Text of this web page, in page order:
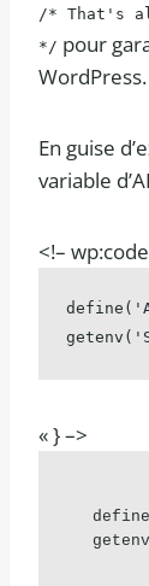
/* That's
*/ pour
WordPress.
En guise
variable
<!–
« } –>